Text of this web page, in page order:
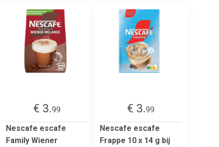
€ 3.99
Nescafe escafe
Family Wiener
€ 3.99
Nescafe escafe
Frappe 10 x 14 g bij